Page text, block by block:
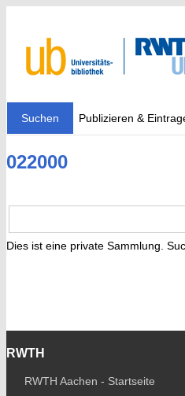
Suchen Publizieren &
022000
Dies ist eine private Sammlung.
RWTH
RWTH Aachen - Startseite